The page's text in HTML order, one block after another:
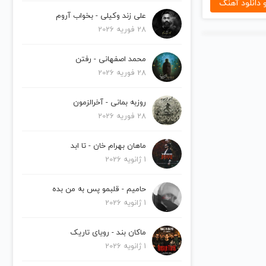
علی زند وکیلی - بخواب آروم
28 فوریه 2026
محمد اصفهانی - رفتن
28 فوریه 2026
روزبه بمانی - آخرالزمون
28 فوریه 2026
ماهان بهرام خان - تا ابد
1 ژانویه 2026
حامیم - قلبمو پس به من بده
1 ژانویه 2026
ماکان بند - رویای تاریک
1 ژانویه 2026